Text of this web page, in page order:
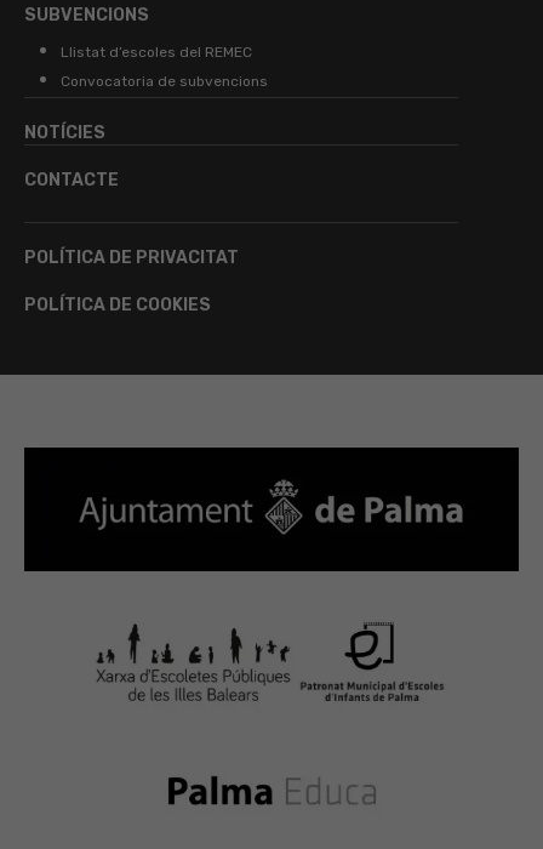
SUBVENCIONS
Llistat d’escoles del REMEC
Convocatoria de subvencions
NOTÍCIES
CONTACTE
POLÍTICA DE PRIVACITAT
POLÍTICA DE COOKIES